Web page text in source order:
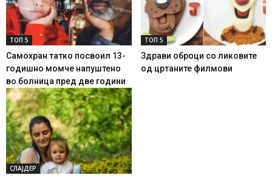
ТОП 5
Самохран татко посвоил 13-
годишно момче напуштено
во болница пред две години
ТОП 5
Здрави оброци со ликовите
од цртаните филмови
СЛАЈДЕР